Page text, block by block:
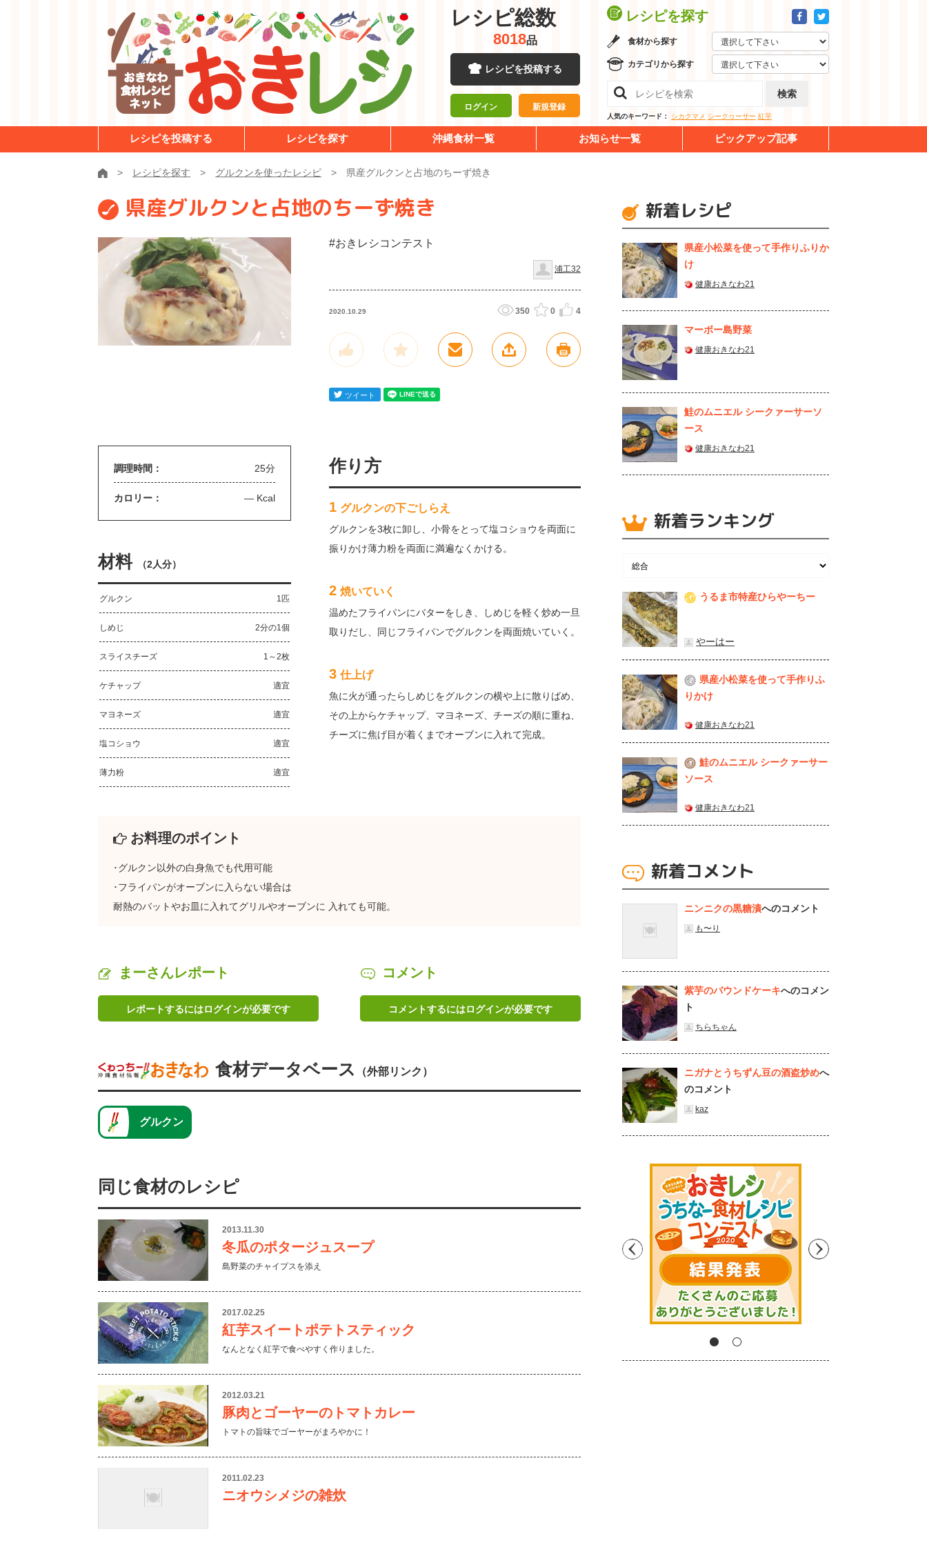
レシピ総数
8018品
レシピを投稿する
ログイン 新規登録
レシピを探す
食材から探す
カテゴリから探す
検索
人気のキーワード： シカクマメ シークヮーサー 紅芋
レシピを投稿する レシピを探す 沖縄食材一覧 お知らせ一覧 ピックアップ記事
レシピを探す グルクンを使ったレシピ 県産グルクンと占地のちーず焼き
県産グルクンと占地のちーず焼き
#おきレシコンテスト
浦工32
2020.10.29 350 0 4
調理時間： 25分
カロリー： — Kcal
材料 （2人分）
グルクン 1匹
しめじ 2分の1個
スライスチーズ 1～2枚
ケチャップ 適宜
マヨネーズ 適宜
塩コショウ 適宜
薄力粉 適宜
作り方
1 グルクンの下ごしらえ
グルクンを3枚に卸し、小骨をとって塩コショウを両面に
振りかけ薄力粉を両面に満遍なくかける。
2 焼いていく
温めたフライパンにバターをしき、しめじを軽く炒め一旦
取りだし、同じフライパンでグルクンを両面焼いていく。
3 仕上げ
魚に火が通ったらしめじをグルクンの横や上に散りばめ、
その上からケチャップ、マヨネーズ、チーズの順に重ね、
チーズに焦げ目が着くまでオーブンに入れて完成。
お料理のポイント
･グルクン以外の白身魚でも代用可能
･フライパンがオーブンに入らない場合は
耐熱のバットやお皿に入れてグリルやオーブンに 入れても可能。
まーさんレポート
レポートするにはログインが必要です
コメント
コメントするにはログインが必要です
食材データベース （外部リンク）
グルクン
同じ食材のレシピ
2013.11.30
冬瓜のポタージュスープ
島野菜のチャイプスを添え
2017.02.25
紅芋スイートポテトスティック
なんとなく紅芋で食べやすく作りました。
2012.03.21
豚肉とゴーヤーのトマトカレー
トマトの旨味でゴーヤーがまろやかに！
2011.02.23
ニオウシメジの雑炊
新着レシピ
県産⼩松菜を使って⼿作りふりか
け
健康おきなわ21
マーボー島野菜
健康おきなわ21
鮭のムニエル シークァーサーソ
ース
健康おきなわ21
新着ランキング
1 うるま市特産ひらやーちー
やーはー
2
県産⼩松菜を使って⼿作りふ
りかけ
健康おきなわ21
3
鮭のムニエル シークァーサー
ソース
健康おきなわ21
新着コメント
ニンニクの黒糖漬へのコメント
も〜り
紫芋のパウンドケーキへのコメン
ト
ちらちゃん
ニガナとうちずん豆の酒盗炒めへ
のコメント
kaz